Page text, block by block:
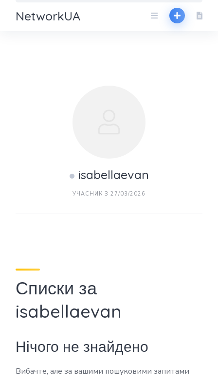
NetworkUA
isabellaevan
УЧАСНИК З 27/03/2026
Списки за
isabellaevan
Нічого не знайдено
Вибачте, але за вашими пошуковими запитами